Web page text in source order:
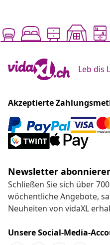
Leb dis
Akzeptierte
Newsletter
Schließen Sie sich über
wöchentliche Angebote,
Neuheiten von vidaXL
Unsere Social-Media-